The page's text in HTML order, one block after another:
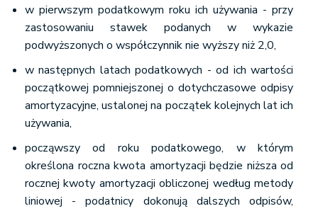
w pierwszym podatkowym roku ich używania - przy
zastosowaniu stawek podanych w wykazie
podwyższonych o współczynnik nie wyższy niż 2,0,
w następnych latach podatkowych - od ich wartości
początkowej pomniejszonej o dotychczasowe odpisy
amortyzacyjne, ustalonej na początek kolejnych lat ich
używania,
począwszy od roku podatkowego, w którym
określona roczna kwota amortyzacji będzie niższa od
rocznej kwoty amortyzacji obliczonej według metody
liniowej - podatnicy dokonują dalszych odpisów,